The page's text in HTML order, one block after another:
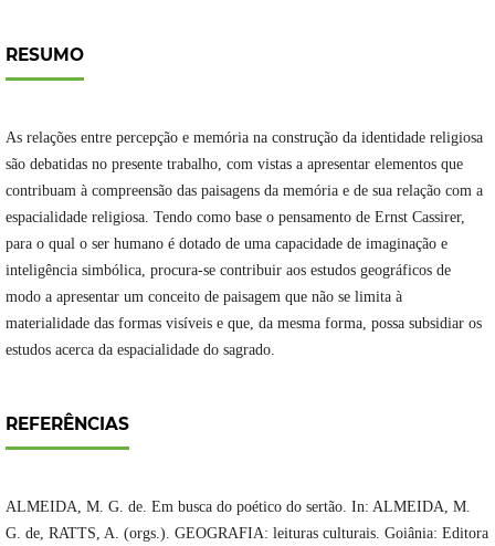
RESUMO
As relações entre percepção e memória na construção da identidade religiosa
são debatidas no presente trabalho, com vistas a apresentar elementos que
contribuam à compreensão das paisagens da memória e de sua relação com a
espacialidade religiosa. Tendo como base o pensamento de Ernst Cassirer,
para o qual o ser humano é dotado de uma capacidade de imaginação e
inteligência simbólica, procura-se contribuir aos estudos geográficos de
modo a apresentar um conceito de paisagem que não se limita à
materialidade das formas visíveis e que, da mesma forma, possa subsidiar os
estudos acerca da espacialidade do sagrado.
REFERÊNCIAS
ALMEIDA, M. G. de. Em busca do poético do sertão. In: ALMEIDA, M.
G. de, RATTS, A. (orgs.). GEOGRAFIA: leituras culturais. Goiânia: Editora